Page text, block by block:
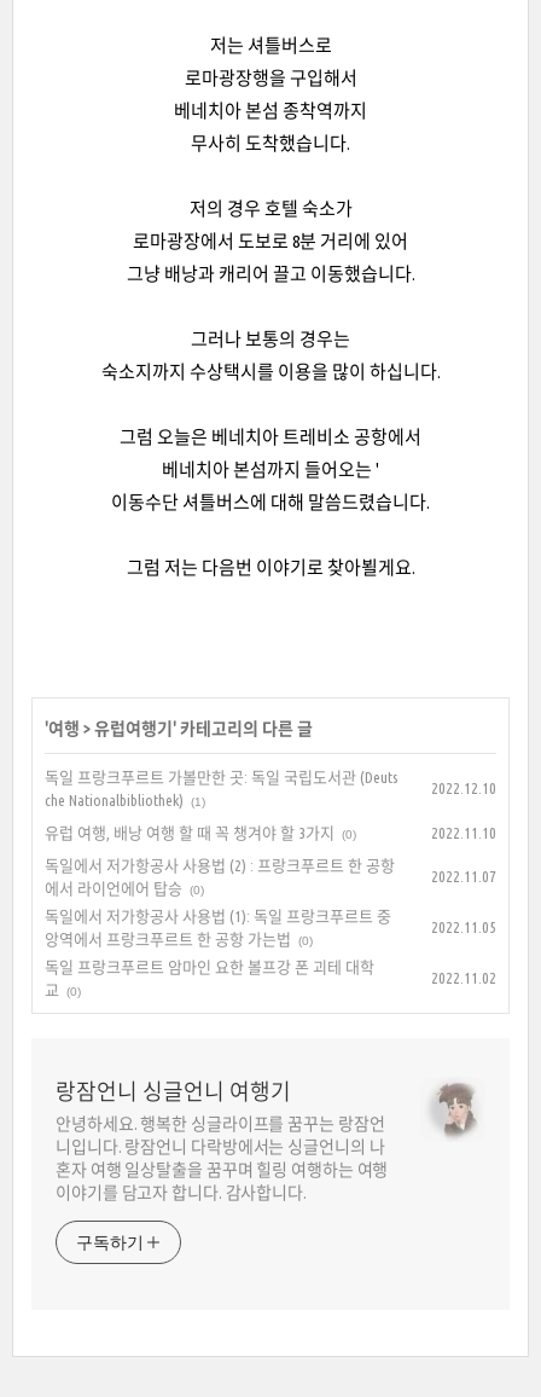
저는 셔틀버스로
로마광장행을 구입해서
베네치아 본섬 종착역까지
무사히 도착했습니다.
저의 경우 호텔 숙소가
로마광장에서 도보로 8분 거리에 있어
그냥 배낭과 캐리어 끌고 이동했습니다.
그러나 보통의 경우는
숙소지까지 수상택시를 이용을 많이 하십니다.
그럼 오늘은 베네치아 트레비소 공항에서
베네치아 본섬까지 들어오는 '
이동수단 셔틀버스에 대해 말씀드렸습니다.
그럼 저는 다음번 이야기로 찾아뵐게요.
'여행 >유럽여행기 ' 카테고리의 다른 글
독일 프랑크푸르트 가볼만한 곳: 독일 국립도서관 (Deuts
che Nationalbibliothek)
(1)
2022.12.10
유럽 여행, 배낭 여행 할 때 꼭 챙겨야 할 3가지 (0)
2022.11.10
독일에서 저가항공사 사용법 (2) : 프랑크푸르트 한 공항
에서 라이언에어 탑승
(0)
2022.11.07
독일에서 저가항공사 사용법 (1): 독일 프랑크푸르트 중
앙역에서 프랑크푸르트 한 공항 가는법
(0)
2022.11.05
독일 프랑크푸르트 암마인 요한 볼프강 폰 괴테 대학
교
(0)
2022.11.02
랑잠언니 싱글언니 여행기
안녕하세요. 행복한 싱글라이프를 꿈꾸는 랑잠언
니입니다. 랑잠언니 다락방에서는 싱글언니의 나
혼자 여행 일상탈출을 꿈꾸며 힐링 여행하는 여행
이야기를 담고자 합니다. 감사합니다.
구독하기